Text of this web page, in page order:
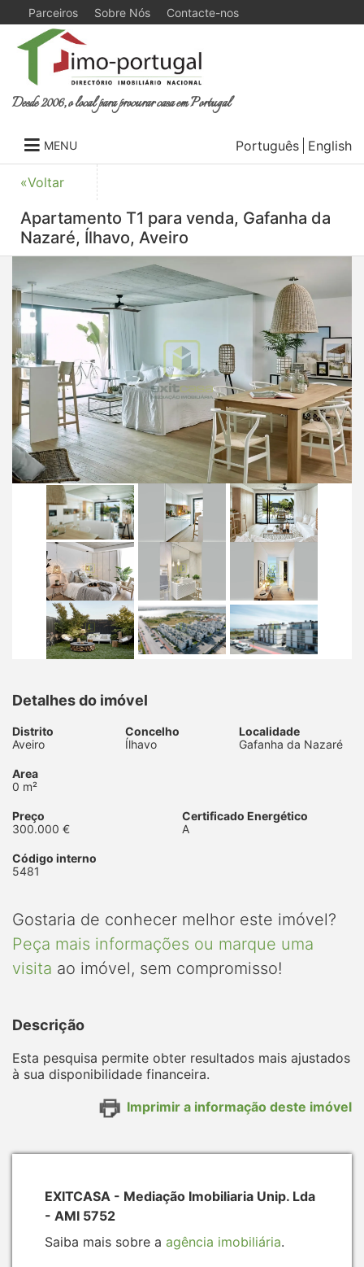
Parceiros Sobre Nós Contacte-nos
Desde 2006, o local para procurar casa em Portugal
MENU Português English
«Voltar
Apartamento T1 para venda, Gafanha da
Nazaré, Ílhavo, Aveiro
Detalhes do imóvel
Distrito
Aveiro
Concelho
Ílhavo
Localidade
Gafanha da Nazaré
Area
0 m²
Preço
300.000 €
Certificado Energético
A
Código interno
5481
Gostaria de conhecer melhor este imóvel?
Peça mais informações ou marque uma
visita ao imóvel, sem compromisso!
Descrição
Esta pesquisa permite obter resultados mais ajustados
à sua disponibilidade financeira.
Imprimir a informação deste imóvel
EXITCASA - Mediação Imobiliaria Unip. Lda
- AMI 5752
Saiba mais sobre a agência imobiliária.